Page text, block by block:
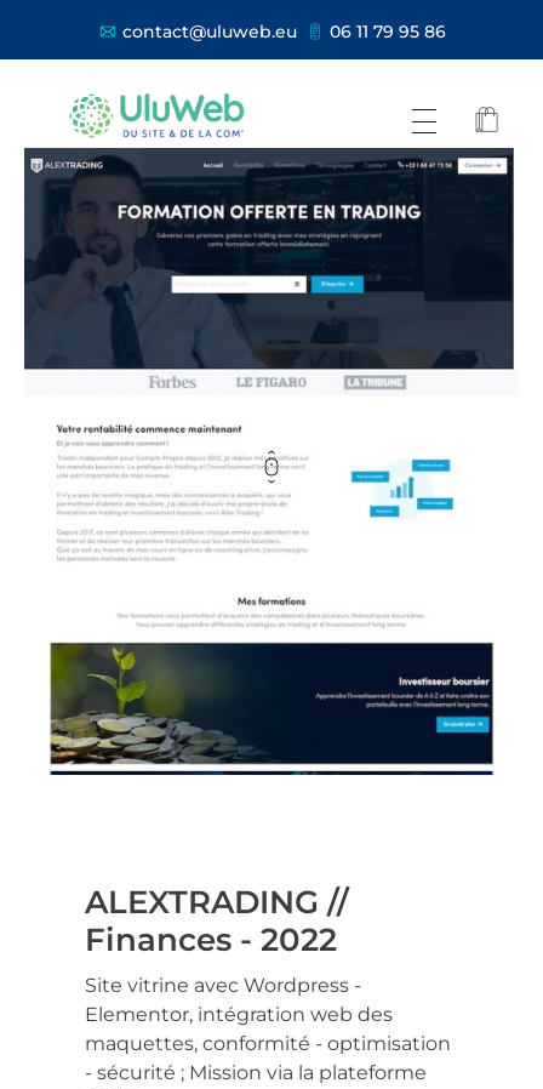
contact@uluweb.eu 06 11 79 95 86
ALEXTRADING //
Finances - 2022
Site vitrine avec Wordpress -
Elementor, intégration web des
maquettes, conformité - optimisation
- sécurité ; Mission via la plateforme